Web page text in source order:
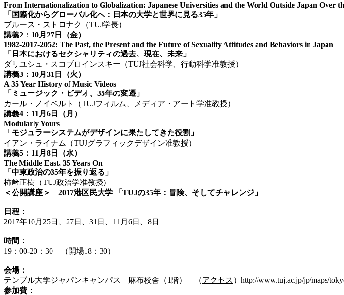
From Internationalization to Globalization: Japanese Universities and the World Outside Japan Over
「国際化からグローバル化へ：日本の大学と世界に見る35年」
ブルース・ストロナク（TUJ学長）
講義2 ： 10月 27 日（金）
1982-2017-2052: The Past, the Present and the Future of Sexuality Attitudes and Behaviors in Japan
「日本におけるセクシャリティの過去、現在、未来」
ダリユシュ・スコブロインスキー（TUJ社会科学、行動科学准教授）
講義3 ： 10月 31 日（火）
A 35 Year History of Music Videos
「ミュージック・ビデオ、 35年の変遷」
カール・ノイベルト（TUJフィルム、メディア・アート学准教授）
講義4 ： 11 月 6 日（月）
Modularly Yours
「モジュラーシステムがデザインに果たしてきた役割」
イアン・ライナム（TUJグラフィックデザイン准教授）
講義5 ： 11 月 8 日（水）
The Middle East, 35 Years On
「中東政治の35年を振り返る」
柿﨑正樹（TUJ政治学准教授）
＜公開講座＞ 2017港区民大学 「 TUJの35年：冒険、そしてチャレンジ」
日程：
2017年10月 25日、 27日、 31 日、 11 月 6日、 8日
時間：
19 ： 00-20 ： 30 （開場18 ： 30）
会場：
テンプル大学ジャパンキャンパス 麻布校舎（1 階） （アクセス ） http://www.tuj.ac.jp/jp/maps/
参加費：